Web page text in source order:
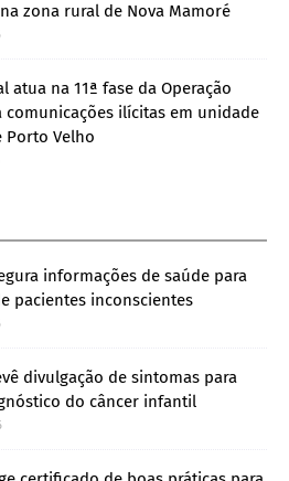
zona rural de Nova Mamoré
atua na 11ª fase da Operação
comunicações ilícitas em unidade
Porto Velho
informações de saúde para
pacientes inconscientes
divulgação de sintomas para
do câncer infantil